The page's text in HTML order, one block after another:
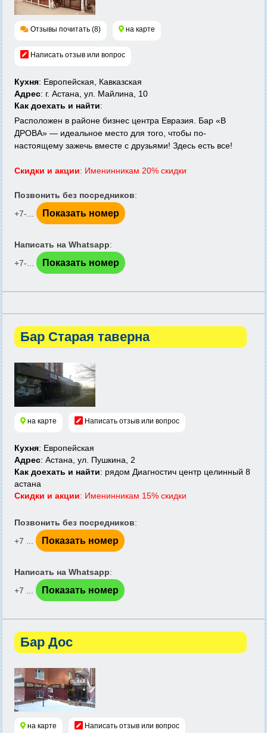
Отзывы почитать (8) на карте
Написать отзыв или вопрос
Кухня: Европейская, Кавказская
Адрес: г. Астана, ул. Майлина, 10
Как доехать и найти:
Расположен в районе бизнес центра Евразия. Бар «В
ДРОВА» — идеальное место для того, чтобы по-
настоящему зажечь вместе с друзьями! Здесь есть все!
Скидки и акции: Именинникам 20% скидки
Позвонить без посредников:
+7-...
Показать номер
Написать на Whatsapp:
+7-...
Показать номер
Бар Cтарая таверна
на карте Написать отзыв или вопрос
Кухня: Европейская
Адрес: Астана, ул. Пушкина, 2
Как доехать и найти: рядом Диагностич центр целинный 8
астана
Скидки и акции: Именинникам 15% скидки
Позвонить без посредников:
+7 ...
Показать номер
Написать на Whatsapp:
+7 ...
Показать номер
Бар Дос
на карте Написать отзыв или вопрос